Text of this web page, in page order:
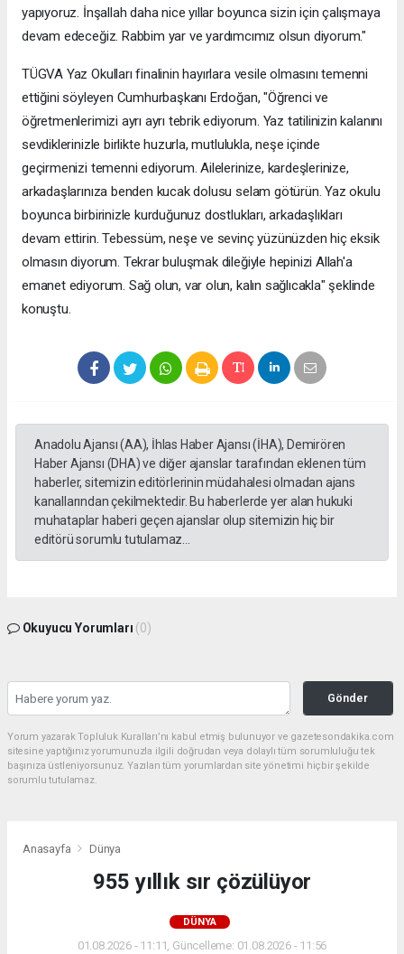
yapıyoruz. İnşallah daha nice yıllar boyunca sizin için çalışmaya
devam edeceğiz. Rabbim yar ve yardımcımız olsun diyorum."
TÜGVA Yaz Okulları finalinin hayırlara vesile olmasını temenni
ettiğini söyleyen Cumhurbaşkanı Erdoğan, "Öğrenci ve
öğretmenlerimizi ayrı ayrı tebrik ediyorum. Yaz tatilinizin kalanını
sevdiklerinizle birlikte huzurla, mutlulukla, neşe içinde
geçirmenizi temenni ediyorum. Ailelerinize, kardeşlerinize,
arkadaşlarınıza benden kucak dolusu selam götürün. Yaz okulu
boyunca birbirinizle kurduğunuz dostlukları, arkadaşlıkları
devam ettirin. Tebessüm, neşe ve sevinç yüzünüzden hiç eksik
olmasın diyorum. Tekrar buluşmak dileğiyle hepinizi Allah'a
emanet ediyorum. Sağ olun, var olun, kalın sağlıcakla" şeklinde
konuştu.
Anadolu Ajansı (AA), İhlas Haber Ajansı (İHA), Demirören
Haber Ajansı (DHA) ve diğer ajanslar tarafından eklenen tüm
haberler, sitemizin editörlerinin müdahalesi olmadan ajans
kanallarından çekilmektedir. Bu haberlerde yer alan hukuki
muhataplar haberi geçen ajanslar olup sitemizin hiç bir
editörü sorumlu tutulamaz...
Okuyucu Yorumları (0)
Gönder
Yorum yazarak Topluluk Kuralları’nı kabul etmiş bulunuyor ve gazetesondakika.com
sitesine yaptığınız yorumunuzla ilgili doğrudan veya dolaylı tüm sorumluluğu tek
başınıza üstleniyorsunuz. Yazılan tüm yorumlardan site yönetimi hiçbir şekilde
sorumlu tutulamaz.
Anasayfa Dünya
955 yıllık sır çözülüyor
DÜNYA
01.08.2026 - 11:11, Güncelleme: 01.08.2026 - 11:56